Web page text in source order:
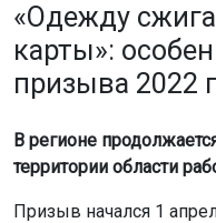
«Одежду
карты»:
призыва 2022
В регионе
территории области
Призыв начался 1